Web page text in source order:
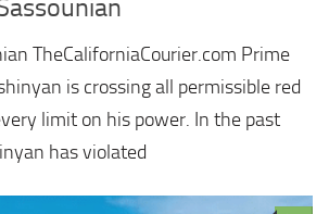
TheCaliforniaCourier.com Prime
is crossing all permissible red
limit on his power. In the past
has violated